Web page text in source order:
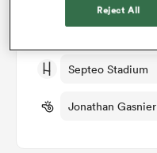
Septeo Stadium
Jonathan Gasnier
Reject All